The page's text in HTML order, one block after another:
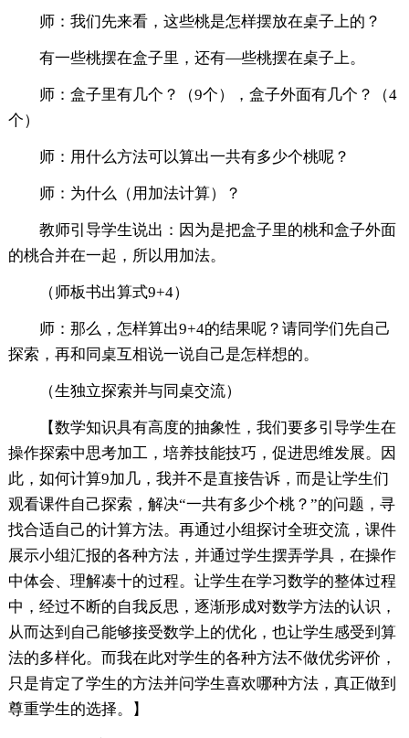
师：我们先来看，这些桃是怎样摆放在桌子上的？
有一些桃摆在盒子里，还有—些桃摆在桌子上。
师：盒子里有几个？（9个），盒子外面有几个？（4
个）
师：用什么方法可以算出一共有多少个桃呢？
师：为什么（用加法计算）？
教师引导学生说出：因为是把盒子里的桃和盒子外面
的桃合并在一起，所以用加法。
（师板书出算式9+4）
师：那么，怎样算出9+4的结果呢？请同学们先自己
探索，再和同桌互相说一说自己是怎样想的。
（生独立探索并与同桌交流）
【数学知识具有高度的抽象性，我们要多引导学生在
操作探索中思考加工，培养技能技巧，促进思维发展。因
此，如何计算9加几，我并不是直接告诉，而是让学生们
观看课件自己探索，解决“一共有多少个桃？”的问题，寻
找合适自己的计算方法。再通过小组探讨全班交流，课件
展示小组汇报的各种方法，并通过学生摆弄学具，在操作
中体会、理解凑十的过程。让学生在学习数学的整体过程
中，经过不断的自我反思，逐渐形成对数学方法的认识，
从而达到自己能够接受数学上的优化，也让学生感受到算
法的多样化。而我在此对学生的各种方法不做优劣评价，
只是肯定了学生的方法并问学生喜欢哪种方法，真正做到
尊重学生的选择。】